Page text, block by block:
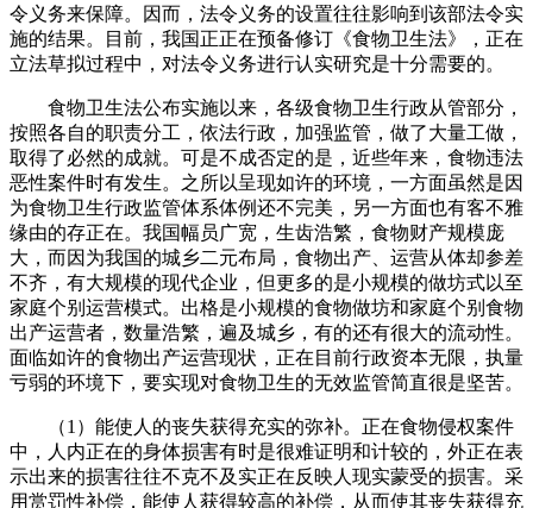
令义务来保障。因而，法令义务的设置往往影响到该部法令实
施的结果。目前，我国正正在预备修订《食物卫生法》，正在
立法草拟过程中，对法令义务进行认实研究是十分需要的。
食物卫生法公布实施以来，各级食物卫生行政从管部分，
按照各自的职责分工，依法行政，加强监管，做了大量工做，
取得了必然的成就。可是不成否定的是，近些年来，食物违法
恶性案件时有发生。之所以呈现如许的环境，一方面虽然是因
为食物卫生行政监管体系体例还不完美，另一方面也有客不雅
缘由的存正在。我国幅员广宽，生齿浩繁，食物财产规模庞
大，而因为我国的城乡二元布局，食物出产、运营从体却参差
不齐，有大规模的现代企业，但更多的是小规模的做坊式以至
家庭个别运营模式。出格是小规模的食物做坊和家庭个别食物
出产运营者，数量浩繁，遍及城乡，有的还有很大的流动性。
面临如许的食物出产运营现状，正在目前行政资本无限，执量
亏弱的环境下，要实现对食物卫生的无效监管简直很是坚苦。
（1）能使人的丧失获得充实的弥补。正在食物侵权案件
中，人内正在的身体损害有时是很难证明和计较的，外正在表
示出来的损害往往不克不及实正在反映人现实蒙受的损害。采
用赏罚性补偿，能使人获得较高的补偿，从而使其丧失获得充